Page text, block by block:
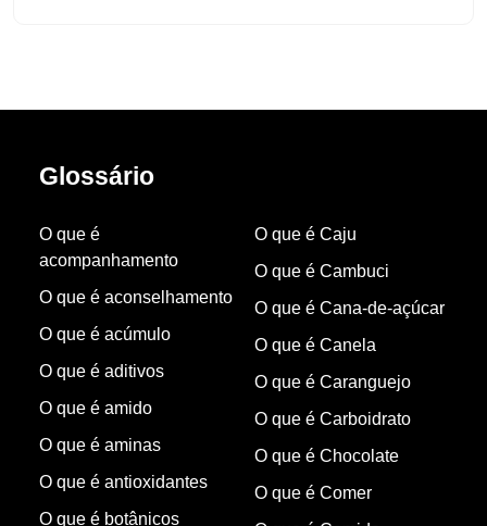
Glossário
O que é
acompanhamento
O que é aconselhamento
O que é acúmulo
O que é aditivos
O que é amido
O que é aminas
O que é antioxidantes
O que é botânicos
O que é Caju
O que é Cambuci
O que é Cana-de-açúcar
O que é Canela
O que é Caranguejo
O que é Carboidrato
O que é Chocolate
O que é Comer